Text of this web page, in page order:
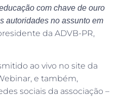
com chave de ouro
autoridades no assunto em
da ADVB-PR,
ao vivo no site da
e também,
sociais da associação –